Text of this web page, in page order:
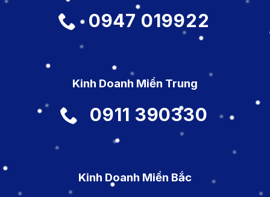
0947 019922
Kinh Doanh Miền Trung
0911 390330
Kinh Doanh Miền Bắc